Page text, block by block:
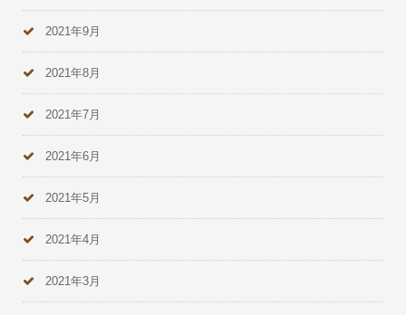
2021年9月
2021年8月
2021年7月
2021年6月
2021年5月
2021年4月
2021年3月